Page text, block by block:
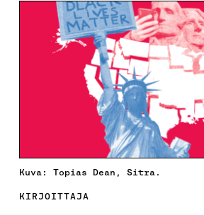
Kuva: Topias Dean, Sitra.
KIRJOITTAJA